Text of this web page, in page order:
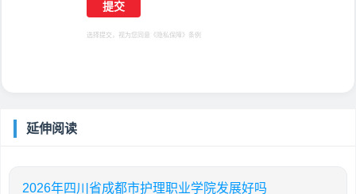
选择提交，视为您同意 《隐私保障》 条例
延伸阅读
2026年四川省成都市护理职业学院发展好吗